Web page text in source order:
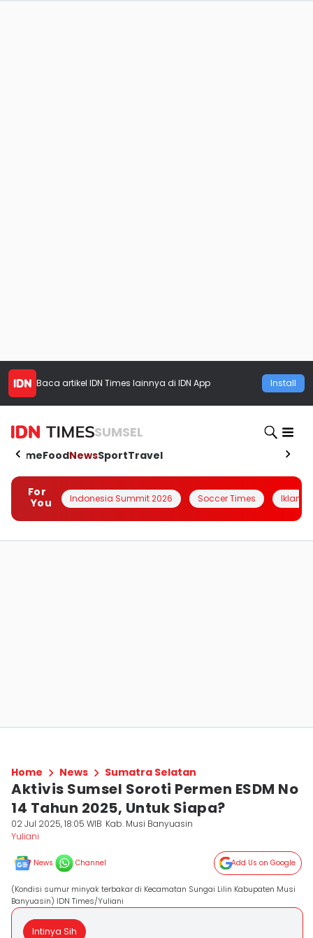
Baca artikel IDN Times lainnya di IDN App Install
SUMSEL
HomeFoodNewsSportTravel
For
You
Indonesia Summit 2026 Soccer Times Iklanin
Home News Sumatra Selatan
Aktivis Sumsel Soroti Permen ESDM No
14 Tahun 2025, Untuk Siapa?
02 Jul 2025, 18:05 WIB Kab. Musi Banyuasin
Yuliani
News Channel Add Us on Google
(Kondisi sumur minyak terbakar di Kecamatan Sungai Lilin Kabupaten Musi
Banyuasin) IDN Times/Yuliani
Intinya Sih